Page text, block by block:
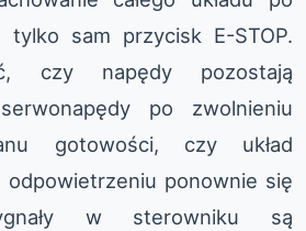
sam przycisk E-STOP.
czy napędy pozostają
po zwolnieniu
gotowości, czy układ
ponownie się
w sterowniku są